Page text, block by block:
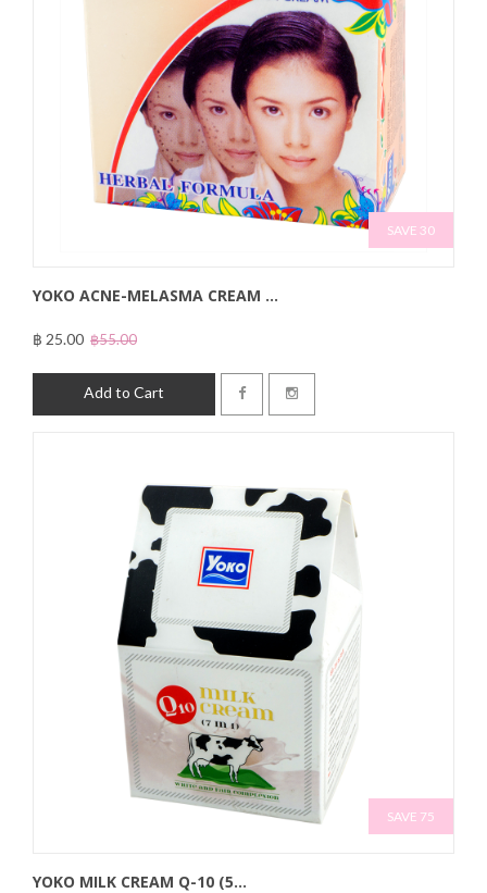
SAVE 30
YOKO ACNE-MELASMA CREAM ...
฿ 25.00 ฿55.00
Add to Cart
SAVE 75
YOKO MILK CREAM Q-10 (5...